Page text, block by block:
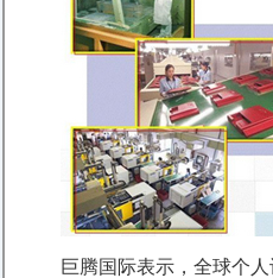
巨腾国际表示，全球个